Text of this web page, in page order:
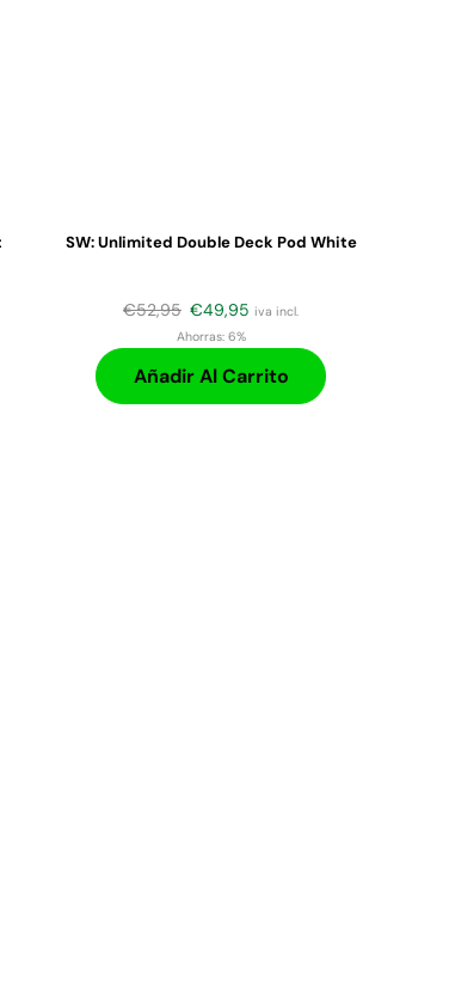
SW: Unlimited Double Deck Pod White
€52,95 €49,95 iva incl.
Ahorras:6%
Añadir Al Carrito